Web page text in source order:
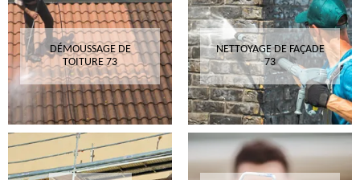
DÉMOUSSAGE DE
TOITURE 73
NETTOYAGE DE FAÇADE
73